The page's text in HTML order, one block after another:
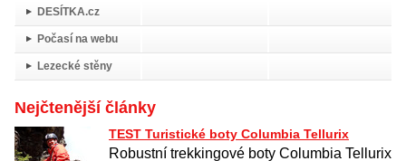
DESÍTKA.cz
Počasí na webu
Lezecké stěny
Nejčtenější články
TEST Turistické boty Columbia Tellurix
Robustní trekkingové boty Columbia Tellurix